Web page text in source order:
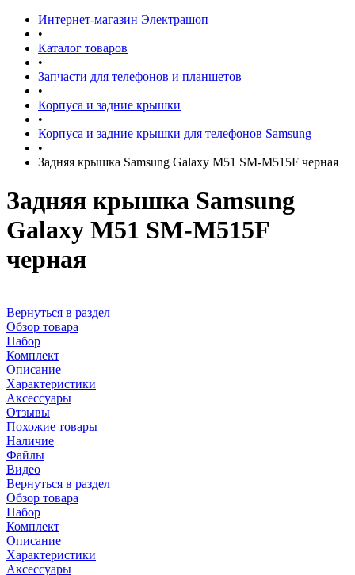
Интернет-магазин Электрашоп
•
Каталог товаров
•
Запчасти для телефонов и планшетов
•
Корпуса и задние крышки
•
Корпуса и задние крышки для телефонов Samsung
•
Задняя крышка Samsung Galaxy M51 SM-M515F черная
Задняя крышка Samsung
Galaxy M51 SM-M515F
черная
Вернуться в раздел
Обзор товара
Набор
Комплект
Описание
Характеристики
Аксессуары
Отзывы
Похожие товары
Наличие
Файлы
Видео
Вернуться в раздел
Обзор товара
Набор
Комплект
Описание
Характеристики
Аксессуары